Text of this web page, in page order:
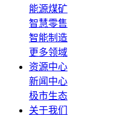
能源煤矿
智慧零售
智能制造
更多领域
资源中心
新闻中心
极市生态
关于我们